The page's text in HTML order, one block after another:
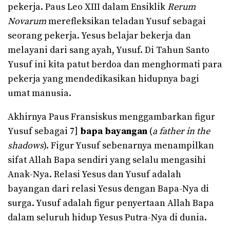
pekerja. Paus Leo XIII dalam Ensiklik Rerum
Novarummerefleksikan teladan Yusuf sebagai
seorang pekerja. Yesus belajar bekerja dan
melayani dari sang ayah, Yusuf. Di Tahun Santo
Yusuf ini kita patut berdoa dan menghormati para
pekerja yang mendedikasikan hidupnya bagi
umat manusia.
Akhirnya Paus Fransiskus menggambarkan figur
Yusuf sebagai 7] bapa bayangan (a father in the
shadows). Figur Yusuf sebenarnya menampilkan
sifat Allah Bapa sendiri yang selalu mengasihi
Anak-Nya. Relasi Yesus dan Yusuf adalah
bayangan dari relasi Yesus dengan Bapa-Nya di
surga. Yusuf adalah figur penyertaan Allah Bapa
dalam seluruh hidup Yesus Putra-Nya di dunia.